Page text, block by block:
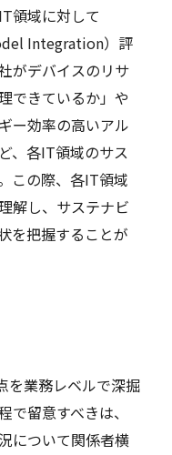
領域に対して
Integration）評
がデバイスのリサ
できているか」や
ー効率の高いアル
、各IT領域のサス
この際、各IT領域
解し、サステナビ
を把握することが
を業務レベルで深掘
で留意すべきは、
について関係者横